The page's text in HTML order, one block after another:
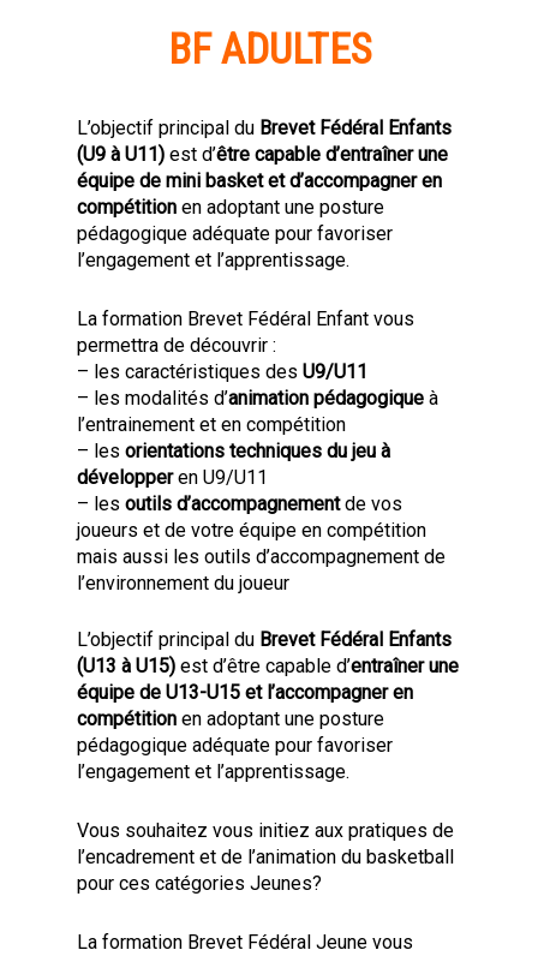
BF ADULTES
L’objectif principal du Brevet Fédéral Enfants
(U9 à U11)est d’être capable d’entraîner une
équipe de mini basket et d’accompagner en
compétition en adoptant une posture
pédagogique adéquate pour favoriser
l’engagement et l’apprentissage.
La formation Brevet Fédéral Enfant vous
permettra de découvrir :
– les caractéristiques desU9/U11
– les modalités d’animation pédagogique à
l’entrainement et en compétition
– lesorientations techniques du jeu à
développeren U9/U11
– lesoutils d’accompagnementde vos
joueurs et de votre équipe en compétition
mais aussi les outils d’accompagnement de
l’environnement du joueur
L’objectif principal du Brevet Fédéral Enfants
(U13 à U15)est d’être capable d’entraîner une
équipe de U13-U15 et l’accompagner en
compétition en adoptant une posture
pédagogique adéquate pour favoriser
l’engagement et l’apprentissage.
Vous souhaitez vous initiez aux pratiques de
l’encadrement et de l’animation du basketball
pour ces catégories Jeunes?
La formation Brevet Fédéral Jeune vous